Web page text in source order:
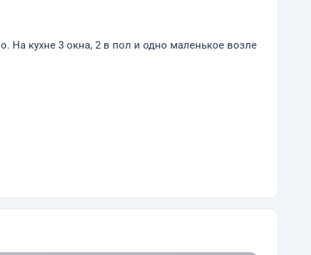
На кухне 3 окна, 2 в пол и одно маленькое возле